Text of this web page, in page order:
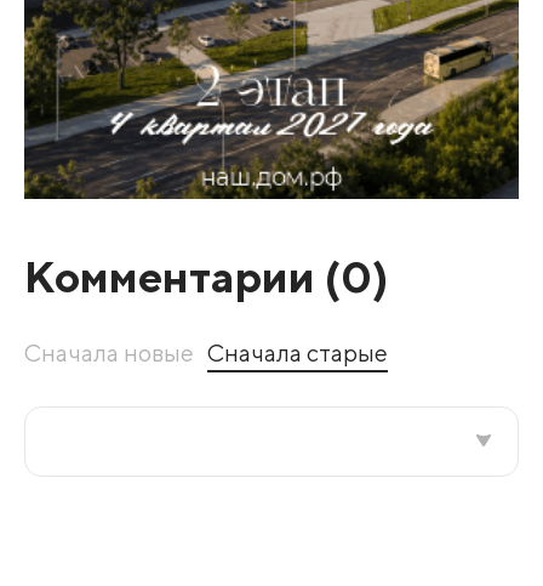
Комментарии (0)
Сначала новые Сначала старые